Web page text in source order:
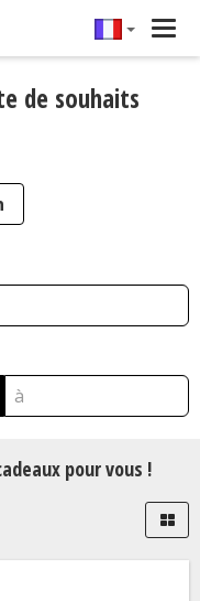
de souhaits
pour vous !